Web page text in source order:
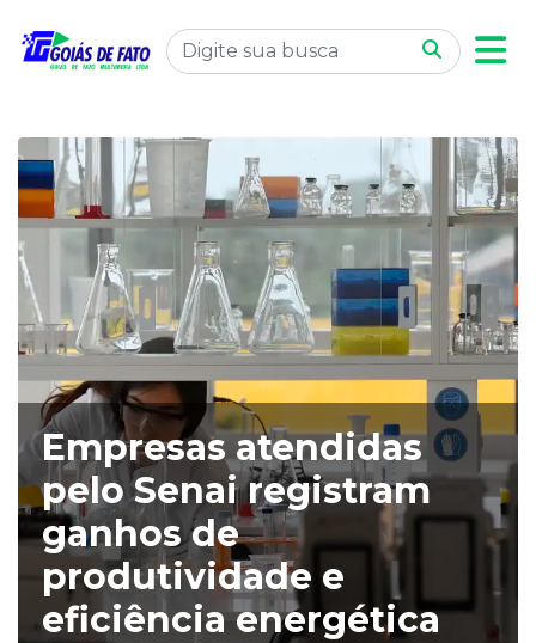
Empresas atendidas
pelo Senai registram
ganhos de
produtividade e
eficiência energética